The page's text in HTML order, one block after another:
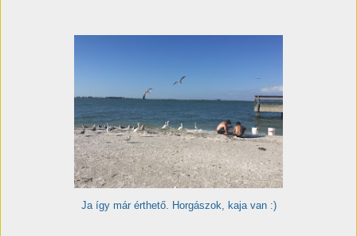
Ja így már érthető. Horgászok, kaja van :)